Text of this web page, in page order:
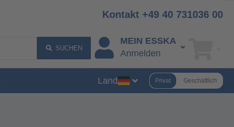
Kontakt +49 40 731036 00
SUCHEN
MEIN ESSKA
Anmelden
Land Privat Geschäftlich